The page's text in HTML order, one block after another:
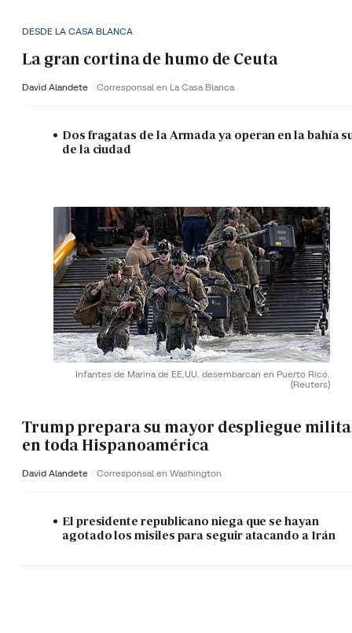
DESDE LA CASA BLANCA
La gran cortina de humo de Ceuta
David Alandete Corresponsal en La Casa Blanca
Dos fragatas de la Armada ya operan en la bahía
de la ciudad
Infantes de Marina de EE.UU. desembarcan en Puerto Rico.
(Reuters)
Trump prepara su mayor despliegue
en toda Hispanoamérica
David Alandete Corresponsal en Washington
El presidente republicano niega que se hayan
agotado los misiles para seguir atacando a Irán